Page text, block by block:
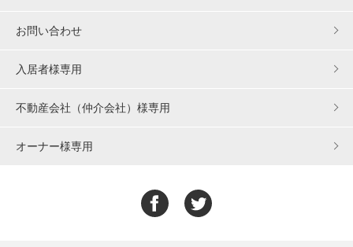
お問い合わせ
入居者様専用
不動産会社（仲介会社）様専用
オーナー様専用